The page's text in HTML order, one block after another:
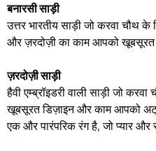
बनारसी साड़ी
उत्तर भारतीय साड़ी जो करवा चौथ के
और ज़रदोज़ी का काम आपको खूबसूरत
ज़रदोज़ी साड़ी
हैवी एम्ब्रॉइडरी वाली साड़ी जो
खूबसूरत डिज़ाइन और काम आपको
एक और पारंपरिक रंग है, जो प्यार और